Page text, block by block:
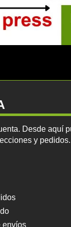
Desde aquí
y pedidos.
envíos